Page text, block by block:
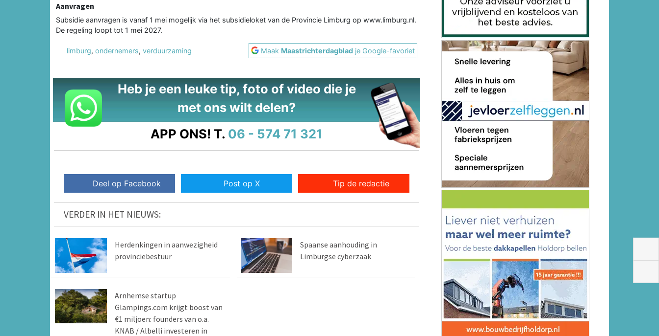
Aanvragen
Subsidie aanvragen is vanaf 1 mei mogelijk via het subsidieloket van de Provincie Limburg op www.limburg.nl.
De regeling loopt tot 1 mei 2027.
limburg, ondernemers, verduurzaming Maak Maastrichterdagblad je Google-favoriet
Heb je een leuke tip, foto of video die je
met ons wilt delen?
APP ONS! T. 06 - 574 71 321
Deel op Facebook Post op X Tip de redactie
VERDER IN HET NIEUWS:
Herdenkingen in aanwezigheid
provinciebestuur
Spaanse aanhouding in
Limburgse cyberzaak
Arnhemse startup
Glampings.com krijgt boost van
€1 miljoen: founders van o.a.
KNAB / Albelli investeren in